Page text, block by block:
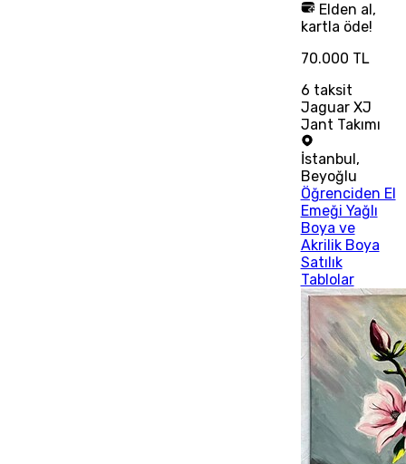
Elden al,
kartla öde!
70.000 TL
6 taksit
Jaguar XJ
Jant Takımı
İstanbul ,
Beyoğlu
Öğrenciden El
Emeği Yağlı
Boya ve
Akrilik Boya
Satılık
Tablolar